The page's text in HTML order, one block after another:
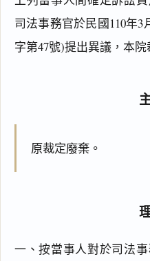
司法事務官於民國110年3
字第47號)提出異議，本院
原裁定廢棄。
一、按當事人對於司法